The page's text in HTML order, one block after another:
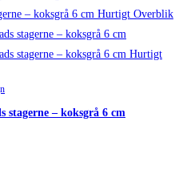
Hurtigt Overblik
Hurtigt
– koksgrå 6 cm